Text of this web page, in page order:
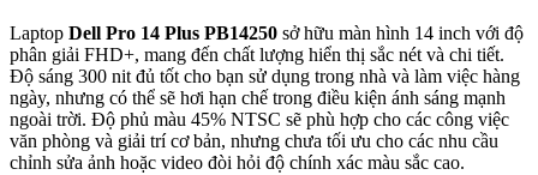
Laptop Dell Pro 14 Plus PB14250 sở hữu màn hình 14 inch với độ
phân giải FHD+, mang đến chất lượng hiển thị sắc nét và chi tiết.
Độ sáng 300 nit đủ tốt cho bạn sử dụng trong nhà và làm việc hàng
ngày, nhưng có thể sẽ hơi hạn chế trong điều kiện ánh sáng mạnh
ngoài trời. Độ phủ màu 45% NTSC sẽ phù hợp cho các công việc
văn phòng và giải trí cơ bản, nhưng chưa tối ưu cho các nhu cầu
chỉnh sửa ảnh hoặc video đòi hỏi độ chính xác màu sắc cao.